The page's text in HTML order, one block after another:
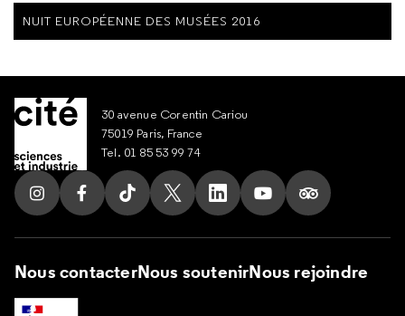
NUIT EUROPÉENNE DES MUSÉES 2016
30 avenue Corentin Cariou
75019 Paris, France
Tel. 01 85 53 99 74
Suivez nous sur Instagram
Suivez nous sur Facebook
Suivez nous sur Tik Tok
Suivez nous sur X
Suivez nous sur LinkedIn
Suivez nous sur
Suivez nous
Nous contacterNous soutenirNous rejoindre